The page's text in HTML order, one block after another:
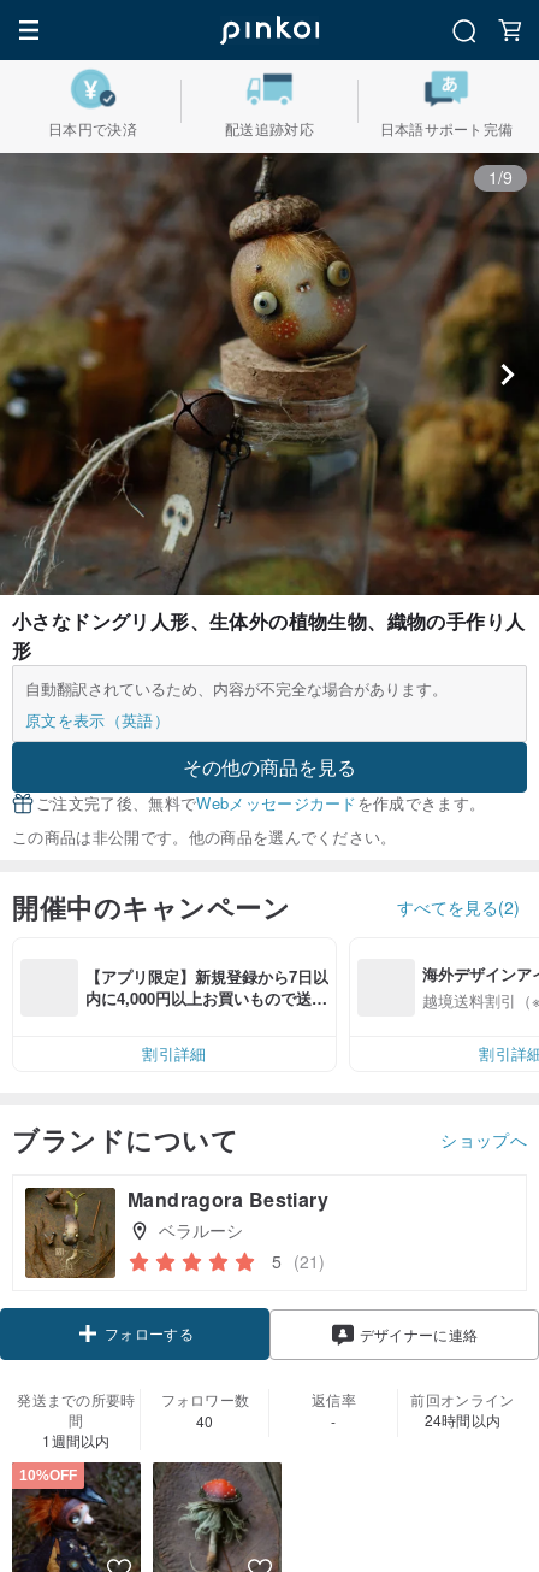
日本円で決済 配送追跡対応 日本語サポート完備
1/9
小さなドングリ人形、生体外の植物生物、織物の手作り人
形
自動翻訳されているため、内容が不完全な場合があります。
原文を表示（英語）
その他の商品を見る
ご注文完了後、無料でWebメッセージカードを作成できます。
この商品は非公開です。他の商品を選んでください。
開催中のキャンペーン すべてを見る(2)
【アプリ限定】新規登録から7日以
内に4,000円以上お買いもので送料
割引詳細
海外デザインア
入
越境送料割引（
割引詳
ブランドについて ショップへ
Mandragora Bestiary
ベラルーシ
5 (21)
フォローする デザイナーに連絡
発送までの所要時
間
1週間以内
フォロワー数
40
返信率
-
前回オンライン
24時間以内
10%OFF